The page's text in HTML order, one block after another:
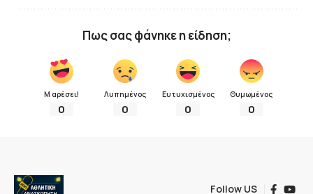
Πως σας φάνηκε η είδηση;
Μ αρέσει!
0
Λυπημένος
0
Ευτυχισμένος
0
Θυμωμένος
0
Follow US